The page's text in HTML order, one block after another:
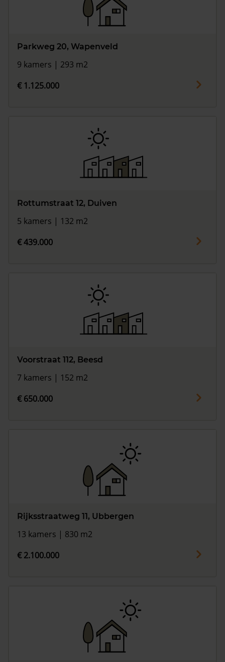
Parkweg 20, Wapenveld
9 kamers | 293 m2
€ 1.125.000
Rottumstraat 12, Duiven
5 kamers | 132 m2
€ 439.000
Voorstraat 112, Beesd
7 kamers | 152 m2
€ 650.000
Rijksstraatweg 11, Ubbergen
13 kamers | 830 m2
€ 2.100.000